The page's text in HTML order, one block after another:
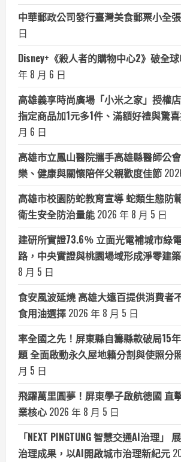
中華郵政公司發行臺灣美食郵票小全張
日
Disney+《殺人者的購物中心2》破全球
年 8 月 6 日
高雄義享時尚廣場「小米之家」授權
指定商品加1元多1件、滿額好禮與驚
月 6 日
高雄市立鳳山醫院攜手高雄縣醫師公
樂、健康與關懷陪伴父親歡度佳節
高雄市校園防蛇教育宣導 蛇類生態防
衛生安全防治量能 2026 年 8 月 5 日
建研所實證73.6％ 立面光電補城市綠
路，中央實證與桃園場域形成淨零建
8 月 5 日
食安風波延燒 高雄大遠百提供消費者
食用油選擇 2026 年 8 月 5 日
率全國之先！屏東縣自籌縣款破局15
題 全面啟動永久屋地籍分割與使照分
月 5 日
飛躍萬里圓夢！屏東學子啟航德國 直
業核心 2026 年 8 月 5 日
「NEXT PINGTUNG 智慧交通AI治理」
治理成果，以AI開啟城市治理新紀元